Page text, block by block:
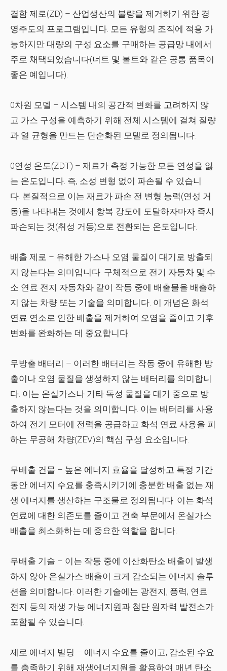
결함 제로(ZD) – 산업생산의 불량을 제거하기 위한 경
영주도의 프로그램입니다. 모든 유형의 조직에 적용 가
능하지만 대량의 구성 요소를 구매하는 공급망 내에서
주로 채택되었습니다(너트 및 볼트와 같은 공통 품목이
좋은 예입니다).
0차원 모델 – 시스템 내의 공간적 변화를 고려하지 않
고 가스 구성을 예측하기 위해 전체 시스템에 걸쳐 질량
과 열 균형을 만드는 단순화된 모델로 정의됩니다.
0연성 온도(ZDT) – 재료가 측정 가능한 모든 연성을 잃
는 온도입니다. 즉, 소성 변형 없이 파손될 수 있습니
다. 본질적으로 이는 재료가 파손 전 변형 능력(연성 거
동)을 나타내는 것에서 항복 강도에 도달하자마자 즉시
파손되는 것(취성 거동)으로 전환되는 온도입니다.
배출 제로 – 유해한 가스나 오염 물질이 대기로 방출되
지 않는다는 의미입니다. 구체적으로 전기 자동차 및 수
소 연료 전지 자동차와 같이 작동 중에 배출물을 배출하
지 않는 차량 또는 기술을 의미합니다. 이 개념은 화석
연료 연소로 인한 배출을 제거하여 오염을 줄이고 기후
변화를 완화하는 데 중요합니다.
무방출 배터리 – 이러한 배터리는 작동 중에 유해한 방
출이나 오염 물질을 생성하지 않는 배터리를 의미합니
다. 이는 온실가스나 기타 독성 물질을 대기 중으로 방
출하지 않는다는 것을 의미합니다. 이는 배터리를 사용
하여 전기 모터에 전력을 공급하고 화석 연료 사용을 피
하는 무공해 차량(ZEV)의 핵심 구성 요소입니다.
무배출 건물 – 높은 에너지 효율을 달성하고 특정 기간
동안 에너지 수요를 충족시키기에 충분한 배출 없는 재
생 에너지를 생산하는 구조물로 정의됩니다. 이는 화석
연료에 대한 의존도를 줄이고 건축 부문에서 온실가스
배출을 최소화하는 데 중요한 역할을 합니다.
무배출 기술 – 이는 작동 중에 이산화탄소 배출이 발생
하지 않아 온실가스 배출이 크게 감소되는 에너지 솔루
션을 의미합니다. 이러한 기술에는 광전지, 풍력, 연료
전지 등의 재생 가능 에너지원과 첨단 원자력 발전소가
포함될 수 있습니다.
제로 에너지 빌딩 – 에너지 수요를 줄이고, 감소된 수요
를 충족하기 위해 재생에너지원을 활용하여 매년 탄소